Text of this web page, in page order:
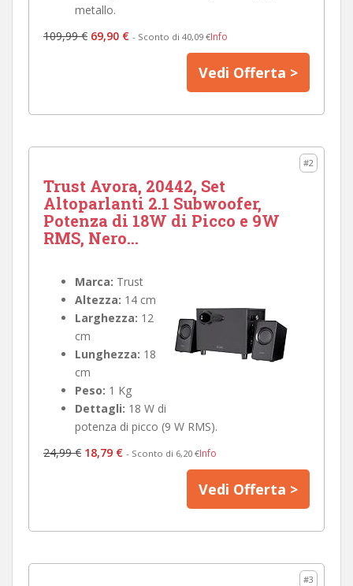
metallo.
109,99 € 69,90 € - Sconto di 40,09 €Info
Vedi Offerta >
#2
Trust Avora, 20442, Set
Altoparlanti 2.1 Subwoofer,
Potenza di 18W di Picco e 9W
RMS, Nero...
Marca: Trust
Altezza: 14 cm
Larghezza: 12
cm
Lunghezza: 18
cm
Peso: 1 Kg
Dettagli: 18 W di
potenza di picco (9 W RMS).
24,99 € 18,79 € - Sconto di 6,20 €Info
Vedi Offerta >
#3